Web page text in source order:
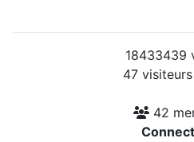
18433439
47
42